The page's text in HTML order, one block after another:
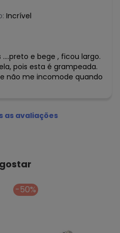
Incrível
e bege , ficou largo.
pois esta é grampeada.
não me incomode quando
as avaliações
-50%